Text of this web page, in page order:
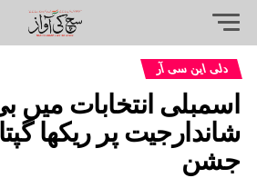
دلی این سی آر
اسمبلی انتخابات
شاندارجیت پر ریکھا
جشن